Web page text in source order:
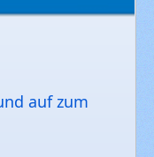
auf zum